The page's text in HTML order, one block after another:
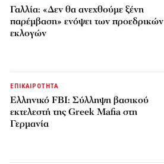
Γαλλία: «Δεν θα ανεχθούμε ξένη
παρέμβαση» ενόψει των προεδρικών
εκλογών
ΕΠΙΚΑΙΡΟΤΗΤΑ
Ελληνικό FBI: Σύλληψη βασικού
εκτελεστή της Greek Mafia στη
Γερμανία